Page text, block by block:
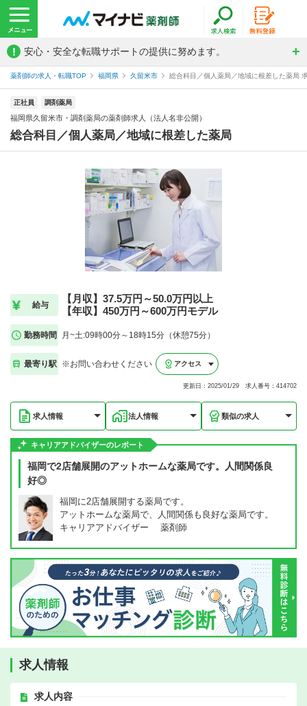
! 安心・安全な転職サポートの提供に努めます。
薬剤師の求人・転職TOP 福岡県 久留米市 総合科目／個人薬局／地域に根差した薬局
正社員 調剤薬局
福岡県久留米市・調剤薬局の薬剤師求人（法人名非公開）
総合科目／個人薬局／地域に根差した薬局
給与
【月収】37.5万円～50.0万円以上
【年収】450万円～600万円モデル
勤務時間 月~土:09時00分～18時15分（休憩75分）
最寄り駅 ※お問い合わせください アクセス
更新日：2025/01/29 求人番号：414702
求人情報 法人情報 類似の求人
キャリアアドバイザーのレポート
福岡で2店舗展開のアットホームな薬局です。人間関係良
好◎
福岡に2店舗展開する薬局です。
アットホームな薬局で、人間関係も良好な薬局です。
キャリアアドバイザー 薬剤師
求人情報
求人内容